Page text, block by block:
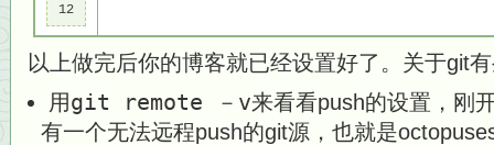
12
以上做完后你的博客就已经设置好了。关于git
用git remote －v来看看push的设置，刚
有一个无法远程push的git源，也就是